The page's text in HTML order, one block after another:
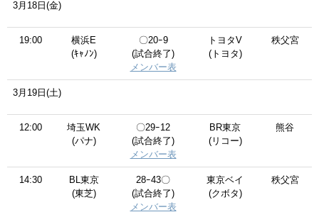
3月18日(金)
19:00
横浜E
(ｷｬﾉﾝ)
〇20ｰ9
(試合終了)
メンバー表
トヨタV
(トヨタ)
秩父宮
3月19日(土)
12:00
埼玉WK
(パナ)
〇29ｰ12
(試合終了)
メンバー表
BR東京
(リコー)
熊谷
14:30
BL東京
(東芝)
28ｰ43〇
(試合終了)
メンバー表
東京ベイ
(クボタ)
秩父宮